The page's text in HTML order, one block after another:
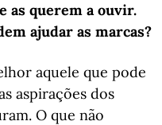
as querem a ouvir.
ajudar as marcas?
aquele que pode
aspirações dos
O que não